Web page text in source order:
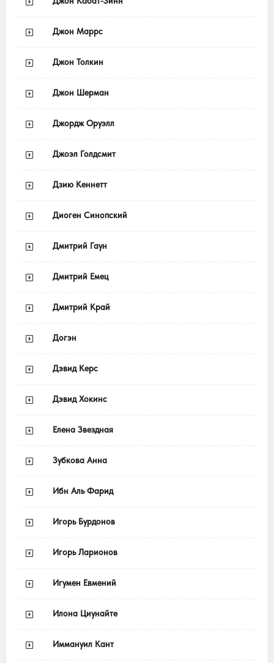
Джон Маррс
Джон Толкин
Джон Шерман
Джордж Оруэлл
Джоэл Голдсмит
Дзию Кеннетт
Диоген Синопский
Дмитрий Гаун
Дмитрий Емец
Дмитрий Край
Догэн
Дэвид Керс
Дэвид Хокинс
Елена Звездная
Зубкова Анна
Ибн Аль Фарид
Игорь Бурдонов
Игорь Ларионов
Игумен Евмений
Илона Циунайте
Иммануил Кант